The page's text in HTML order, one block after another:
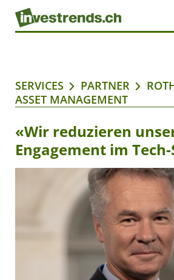
SERVICES PARTNER
ASSET MANAGEMENT
«Wir reduzieren
Engagement im